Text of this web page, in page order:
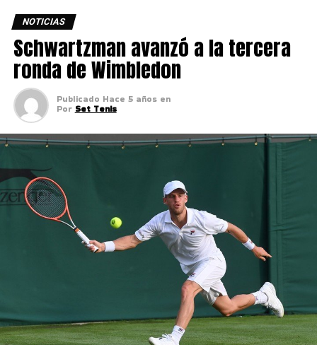
NOTICIAS
Schwartzman avanzó a la tercera
ronda de Wimbledon
Publicado Hace 5 años en
Por Set Tenis